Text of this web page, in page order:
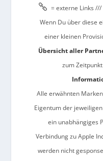
 = externe Links ///
Wenn Du über diese
einer kleinen
Übersicht aller
zum
Alle erwähnten
Eigentum der
ein unabhängiges
Verbindung zu Apple
werden nicht